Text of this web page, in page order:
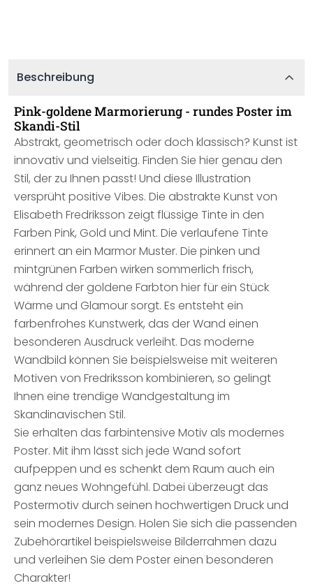
Beschreibung
Pink-goldene Marmorierung - rundes Poster im
Skandi-Stil
Abstrakt, geometrisch oder doch klassisch? Kunst ist
innovativ und vielseitig. Finden Sie hier genau den
Stil, der zu Ihnen passt! Und diese Illustration
versprüht positive Vibes. Die abstrakte Kunst von
Elisabeth Fredriksson zeigt flüssige Tinte in den
Farben Pink, Gold und Mint. Die verlaufene Tinte
erinnert an ein Marmor Muster. Die pinken und
mintgrünen Farben wirken sommerlich frisch,
während der goldene Farbton hier für ein Stück
Wärme und Glamour sorgt. Es entsteht ein
farbenfrohes Kunstwerk, das der Wand einen
besonderen Ausdruck verleiht. Das moderne
Wandbild können Sie beispielsweise mit weiteren
Motiven von Fredriksson kombinieren, so gelingt
Ihnen eine trendige Wandgestaltung im
Skandinavischen Stil.
Sie erhalten das farbintensive Motiv als modernes
Poster. Mit ihm lässt sich jede Wand sofort
aufpeppen und es schenkt dem Raum auch ein
ganz neues Wohngefühl. Dabei überzeugt das
Postermotiv durch seinen hochwertigen Druck und
sein modernes Design. Holen Sie sich die passenden
Zubehörartikel beispielsweise Bilderrahmen dazu
und verleihen Sie dem Poster einen besonderen
Charakter!